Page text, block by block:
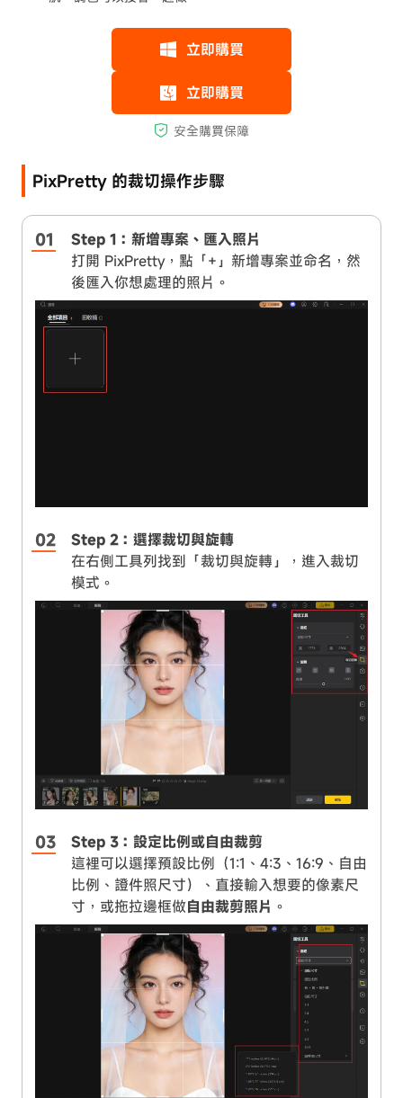
PixPretty 的裁切操作步驟
Step 1：新增專案、匯入照片
打開 PixPretty，點「+」新增專案並命名，然
後匯入你想處理的照片。
Step 2：選擇裁切與旋轉
在右側工具列找到「裁切與旋轉」，進入裁切
模式。
Step 3：設定比例或自由裁剪
這裡可以選擇預設比例（1:1、4:3、16:9、自由
比例、證件照尺寸）、直接輸入想要的像素尺
寸，或拖拉邊框做自由裁剪照片 。